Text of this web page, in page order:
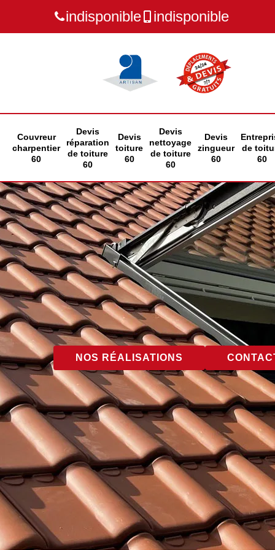
indisponible indisponible
Couvreur
charpentier
60
Devis
réparation
de toiture
60
Devis
toiture
60
Devis
nettoyage
de toiture
60
Devis
zingueur
60
de
60
NOS RÉALISATIONS